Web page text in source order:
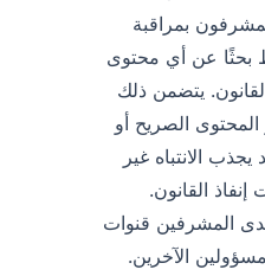
بمراقبة
بحثًا عن أي محتوى
يتضمن ذلك
المحتوى الصريح أو
الانتباه غير
القانون.
المشرفين قنوات
الآخرين.